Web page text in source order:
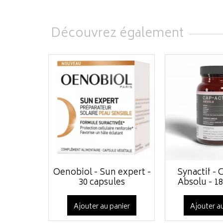
Découvrez également
Oenobiol - Sun expert -
30 capsules
Ajouter au panier
Synactif -
Absolu -
Ajouter